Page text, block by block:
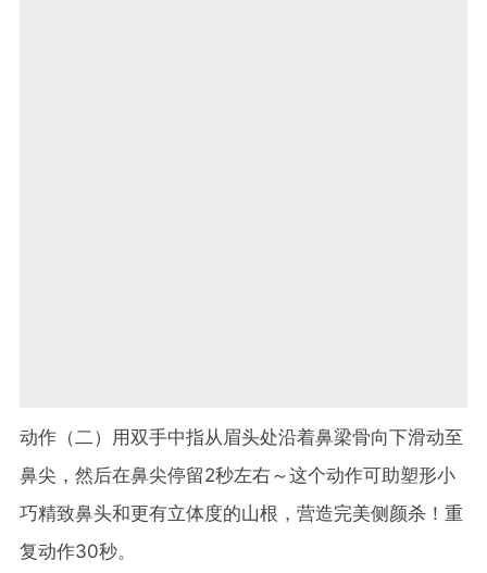
动作（二）用双手中指从眉头处沿着鼻梁骨向下滑动至
鼻尖，然后在鼻尖停留2秒左右～这个动作可助塑形小
巧精致鼻头和更有立体度的山根，营造完美侧颜杀！重
复动作30秒。